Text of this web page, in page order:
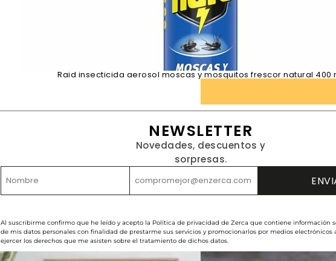
Raid insecticida aerosol moscas y mosquitos frescor natural 400
NEWSLETTER
Novedades, descuentos y
sorpresas.
Al suscribirme confirmo que he leído y acepto la Política de privacidad de Zerca que contiene información
de mis datos personales con finalidad de prestarme sus servicios y promocionarlos por medios electrónicos
ejercer los derechos que me asisten sobre el tratamiento de dichos datos.